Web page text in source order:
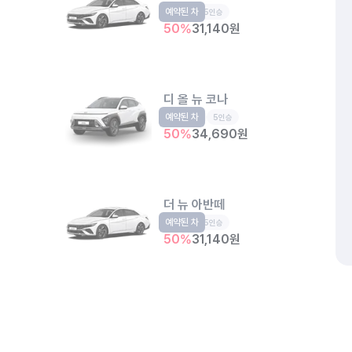
준중형 5인승
50%31,140원
예약된 차
디 올 뉴 코나
소형SUV 5인승
50%34,690원
예약된 차
더 뉴 아반떼
준중형 5인승
50%31,140원
예약된 차